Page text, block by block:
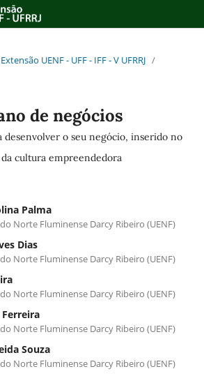
UENF - UFF - IFF - V UFRRJ /
de negócios
desenvolver o seu negócio, inserido no
cultura empreendedora
Palma
Norte Fluminense Darcy Ribeiro (UENF)
Dias
Norte Fluminense Darcy Ribeiro (UENF)
Norte Fluminense Darcy Ribeiro (UENF)
Norte Fluminense Darcy Ribeiro (UENF)
Souza
Norte Fluminense Darcy Ribeiro (UENF)